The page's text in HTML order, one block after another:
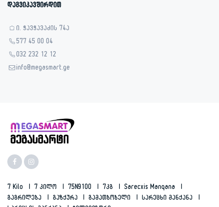
დაგვიკავშირდით
ი. ჭავჭავაძის 74ა
577 45 00 04
032 232 12 12
info@megasmart.ge
7 Kilo 7 Კილო 75N9100 7კგ
Sarecxis Manqana
Გაგრილება
Გაზქურა Გამათბობელი
Სარეცხი Მანქანა